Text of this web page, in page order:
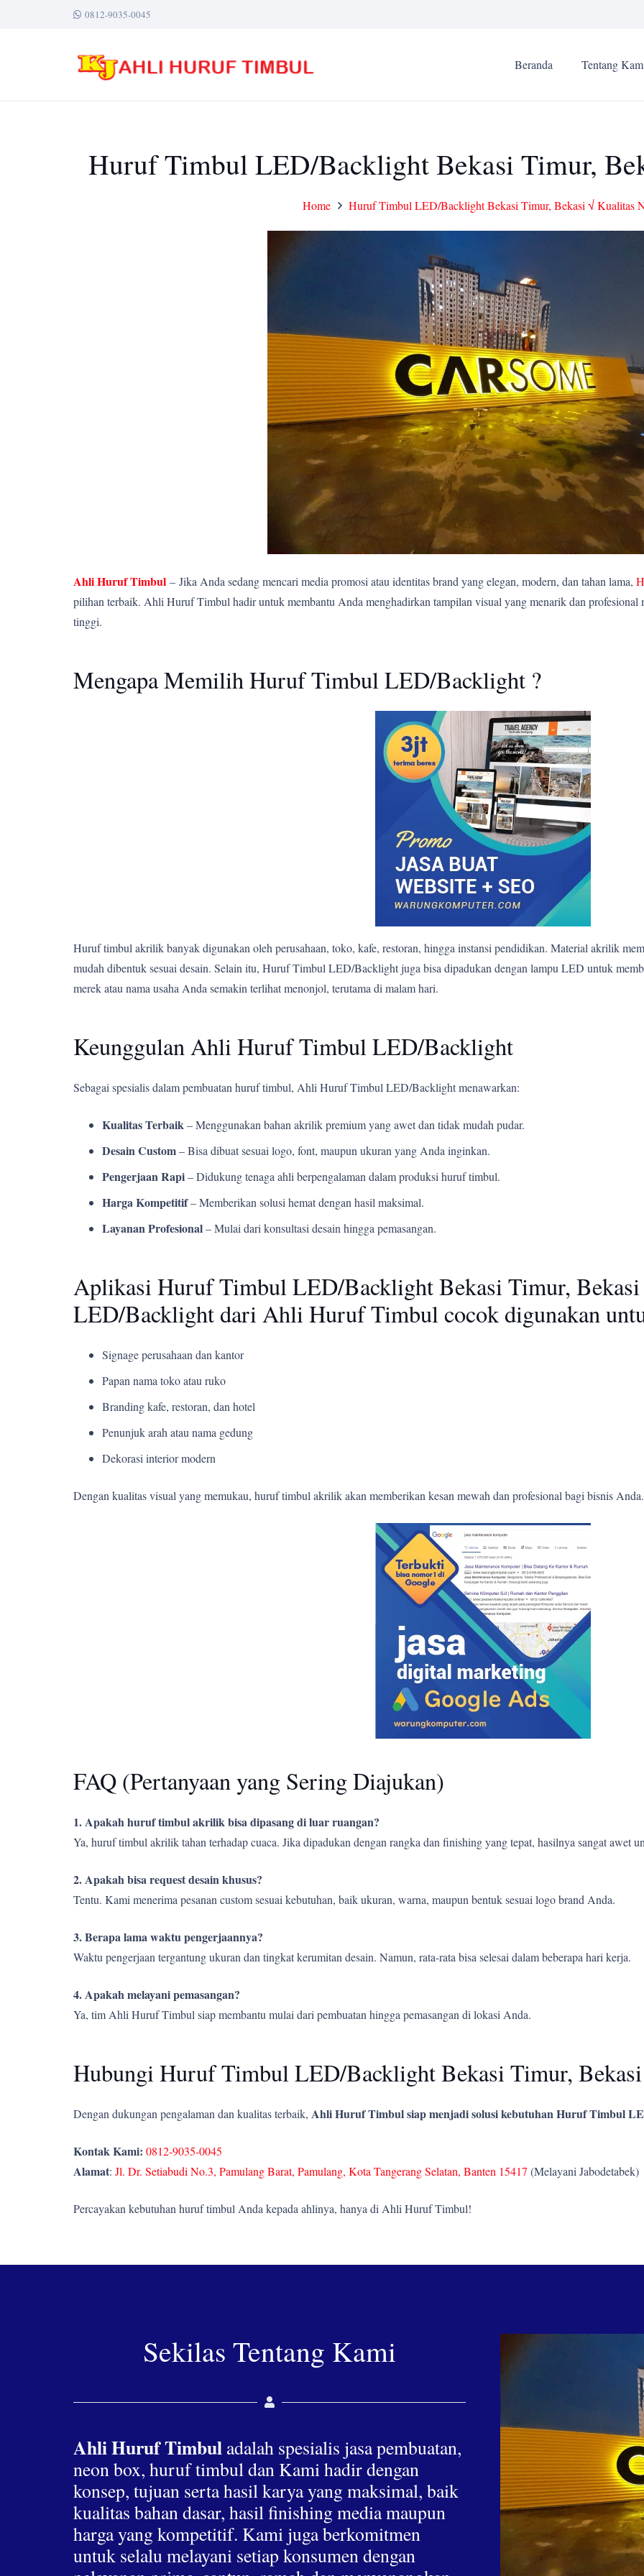
0812-9035-0045
Beranda Tentang
Huruf Timbul LED/Backlight Bekasi Timur,
Home Huruf Timbul LED/Backlight Bekasi Timur, Bekasi √ Kualitas
Ahli Huruf Timbul – Jika Anda sedang mencari media promosi atau identitas brand yang elegan, modern, dan tahan lama,
pilihan terbaik. Ahli Huruf Timbul hadir untuk membantu Anda menghadirkan tampilan visual yang menarik dan
tinggi.
Mengapa Memilih Huruf Timbul LED/Backlight ?
Huruf timbul akrilik banyak digunakan oleh perusahaan, toko, kafe, restoran, hingga instansi pendidikan. Material akrilik
mudah dibentuk sesuai desain. Selain itu, Huruf Timbul LED/Backlight juga bisa dipadukan dengan lampu LED untuk
merek atau nama usaha Anda semakin terlihat menonjol, terutama di malam hari.
Keunggulan Ahli Huruf Timbul LED/Backlight
Sebagai spesialis dalam pembuatan huruf timbul, Ahli Huruf Timbul LED/Backlight menawarkan:
Kualitas Terbaik– Menggunakan bahan akrilik premium yang awet dan tidak mudah pudar.
Desain Custom– Bisa dibuat sesuai logo, font, maupun ukuran yang Anda inginkan.
Pengerjaan Rapi– Didukung tenaga ahli berpengalaman dalam produksi huruf timbul.
Harga Kompetitif– Memberikan solusi hemat dengan hasil maksimal.
Layanan Profesional– Mulai dari konsultasi desain hingga pemasangan.
Aplikasi Huruf Timbul LED/Backlight Bekasi Timur,
LED/Backlight dari Ahli Huruf Timbul cocok digunakan
Signage perusahaan dan kantor
Papan nama toko atau ruko
Branding kafe, restoran, dan hotel
Penunjuk arah atau nama gedung
Dekorasi interior modern
Dengan kualitas visual yang memukau, huruf timbul akrilik akan memberikan kesan mewah dan profesional bagi bisnis Anda.
FAQ (Pertanyaan yang Sering Diajukan)
1. Apakah huruf timbul akrilik bisa dipasang di luar ruangan?
Ya, huruf timbul akrilik tahan terhadap cuaca. Jika dipadukan dengan rangka dan finishing yang tepat, hasilnya sangat awet
2. Apakah bisa request desain khusus?
Tentu. Kami menerima pesanan custom sesuai kebutuhan, baik ukuran, warna, maupun bentuk sesuai logo brand Anda.
3. Berapa lama waktu pengerjaannya?
Waktu pengerjaan tergantung ukuran dan tingkat kerumitan desain. Namun, rata-rata bisa selesai dalam beberapa hari kerja.
4. Apakah melayani pemasangan?
Ya, tim Ahli Huruf Timbul siap membantu mulai dari pembuatan hingga pemasangan di lokasi Anda.
Hubungi Huruf Timbul LED/Backlight Bekasi Timur,
Dengan dukungan pengalaman dan kualitas terbaik, Ahli Huruf Timbul siap menjadi solusi kebutuhan Huruf Timbul
Kontak Kami: 0812-9035-0045
Alamat: Jl. Dr. Setiabudi No.3, Pamulang Barat, Pamulang, Kota Tangerang Selatan, Banten 15417 (Melayani Jabodetabek)
Percayakan kebutuhan huruf timbul Anda kepada ahlinya, hanya di Ahli Huruf Timbul!
Sekilas Tentang Kami
Ahli Huruf Timbul adalah spesialis jasa pembuatan,
neon box, huruf timbul dan Kami hadir dengan
konsep, tujuan serta hasil karya yang maksimal, baik
kualitas bahan dasar, hasil finishing media maupun
harga yang kompetitif. Kami juga berkomitmen
untuk selalu melayani setiap konsumen dengan